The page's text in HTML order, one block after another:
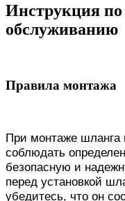
Инструкция по
обслуживанию
Правила монтажа
При монтаже шланга
соблюдать
безопасную и
перед установкой
убедитесь, что он